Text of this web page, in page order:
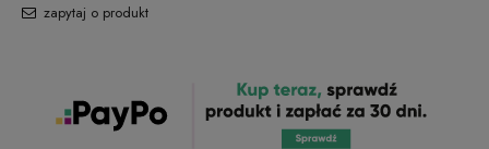
zapytaj o produkt